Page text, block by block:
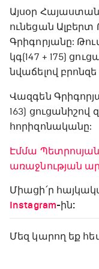
Այսօր
ունեցան Ալբերտ
Գրիգորյանը:
կգ(147 + 175)
նվաճելով բրոնզե
Վազգեն
163) ցուցանիշով
հորիզոնականը:
Էմմա
առաջնության
Միացի՛ր
Instagram-ին:
Մեզ կարող եք